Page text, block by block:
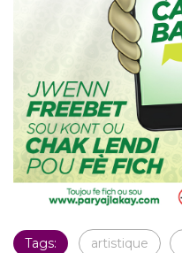
Tags: artistique